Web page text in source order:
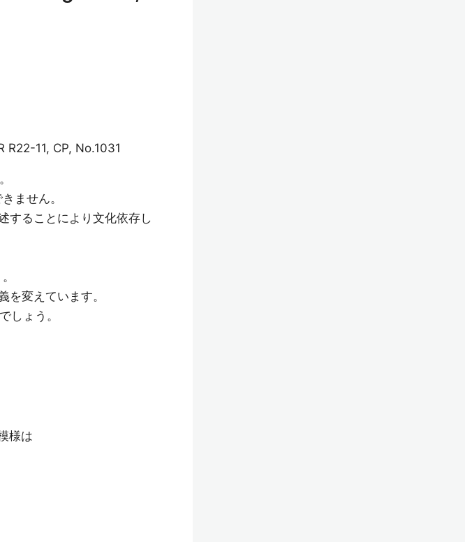
11, CP, No.1031
ません。
することにより文化依存し
う。
を変えています。
でしょう。
様は